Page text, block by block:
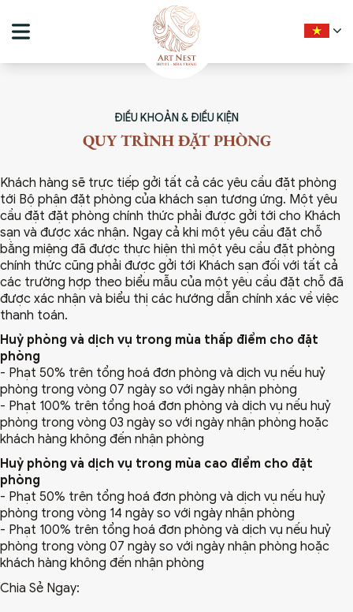
DELUXE TWIN BED PREMIUM DELUXE
ĐIỀU KHOẢN & ĐIỀU KIỆN
QUY TRÌNH ĐẶT PHÒNG
Khách hàng sẽ trực tiếp gởi tất cả các yêu cầu đặt phòng
tới Bộ phận đặt phòng của khách sạn tương ứng. Một yêu
cầu đặt đặt phòng chính thức phải được gởi tới cho Khách
sạn và được xác nhận. Ngay cả khi một yêu cầu đặt chỗ
bằng miệng đã được thực hiện thì một yêu cầu đặt phòng
chính thức cũng phải được gởi tới Khách sạn đối với tất cả
các trường hợp theo biểu mẫu của một yêu cầu đặt chỗ đã
được xác nhận và biểu thị các hướng dẫn chính xác về việc
thanh toán.
Huỷ phòng và dịch vụ trong mùa thấp điểm cho đặt
phòng
- Phạt 50% trên tổng hoá đơn phòng và dịch vụ nếu huỷ
phòng trong vòng 07 ngày so với ngày nhận phòng
- Phạt 100% trên tổng hoá đơn phòng và dịch vụ nếu huỷ
phòng trong vòng 03 ngày so với ngày nhận phòng hoặc
khách hàng không đến nhận phòng
Huỷ phòng và dịch vụ trong mùa cao điểm cho đặt
phòng
- Phạt 50% trên tổng hoá đơn phòng và dịch vụ nếu huỷ
phòng trong vòng 14 ngày so với ngày nhận phòng
- Phạt 100% trên tổng hoá đơn phòng và dịch vụ nếu huỷ
phòng trong vòng 07 ngày so với ngày nhận phòng hoặc
khách hàng không đến nhận phòng
Chia Sẻ Ngay: